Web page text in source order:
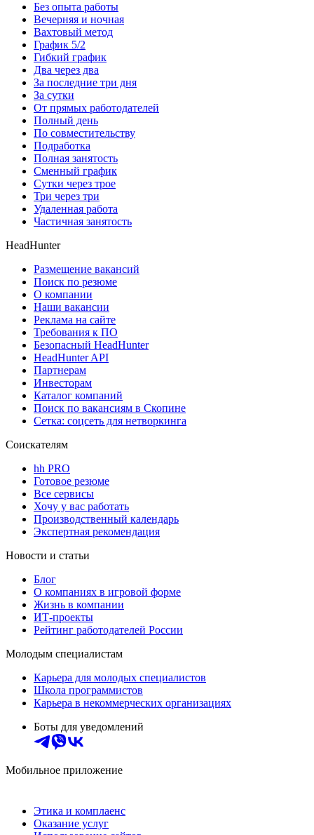
Без опыта работы
Вечерняя и ночная
Вахтовый метод
График 5/2
Гибкий график
Два через два
За последние три дня
За сутки
От прямых работодателей
Полный день
По совместительству
Подработка
Полная занятость
Сменный график
Сутки через трое
Три через три
Удаленная работа
Частичная занятость
HeadHunter
Размещение вакансий
Поиск по резюме
О компании
Наши вакансии
Реклама на сайте
Требования к ПО
Безопасный HeadHunter
HeadHunter API
Партнерам
Инвесторам
Каталог компаний
Поиск по вакансиям в Скопине
Сетка: соцсеть для нетворкинга
Соискателям
hh PRO
Готовое резюме
Все сервисы
Хочу у вас работать
Производственный календарь
Экспертная рекомендация
Новости и статьи
Блог
О компаниях в игровой форме
Жизнь в компании
ИТ-проекты
Рейтинг работодателей России
Молодым специалистам
Карьера для молодых специалистов
Школа программистов
Карьера в некоммерческих организациях
Боты для уведомлений
Мобильное приложение
Этика и комплаенс
Оказание услуг